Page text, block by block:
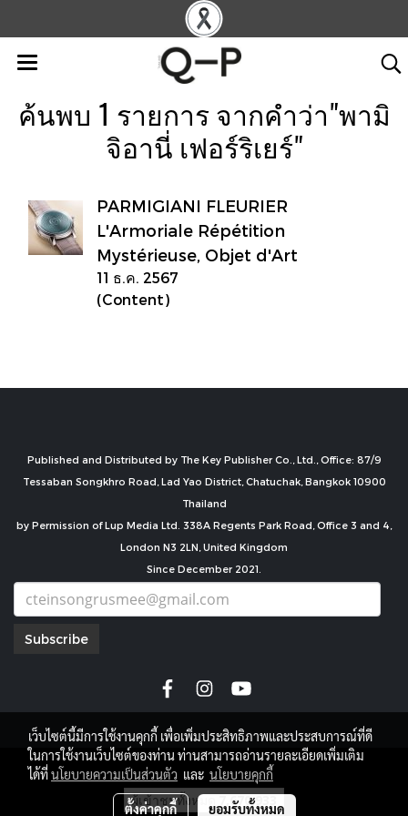
ค้นพบ 1 รายการ จากคำว่า"พามิ
จิอานี่ เฟอร์ริเยร์"
PARMIGIANI FLEURIER
L'Armoriale Répétition
Mystérieuse, Objet d'Art
11 ธ.ค. 2567
(Content)
Published and Distributed by The Key Publisher Co., Ltd., Office: 87/9
Tessaban Songkhro Road, Lad Yao District, Chatuchak, Bangkok 10900
Thailand
by Permission of Lup Media Ltd. 338A Regents Park Road, Office 3 and 4,
London N3 2LN, United Kingdom
Since December 2021.
Subscribe
copyright by
ผู้เข้าชมทั้งหมด7,670,933
เว็บไซต์นี้มีการใช้งานคุกกี้ เพื่อเพิ่มประสิทธิภาพและประสบการณ์ที่ดี
ในการใช้งานเว็บไซต์ของท่าน ท่านสามารถอ่านรายละเอียดเพิ่มเติม
ได้ที่นโยบายความเป็นส่วนตัว และ นโยบายคุกกี้
ตั้งค่าคุกกี้ ยอมรับทั้งหมด